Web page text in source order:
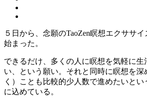
５日から、念願のTaoZen瞑想エクササ
始まった。
できるだけ、多くの人に瞑想を気軽に生
い、という願い。それと同時に瞑想を深
く）ことも比較的少人数で進めたいとい
に込めている。